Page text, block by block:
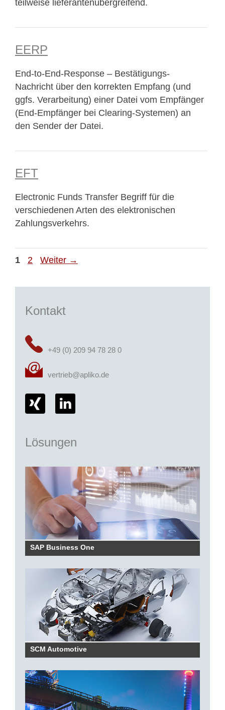
teilweise lieferantenübergreifend.
EERP
End-to-End-Response – Bestätigungs-
Nachricht über den korrekten Empfang (und
ggfs. Verarbeitung) einer Datei vom Empfänger
(End-Empfänger bei Clearing-Systemen) an
den Sender der Datei.
EFT
Electronic Funds Transfer Begriff für die
verschiedenen Arten des elektronischen
Zahlungsverkehrs.
Seite
1 Seite
2 Weiter →
Kontakt
+49 (0) 209 94 78 28 0
vertrieb@apliko.de
Lösungen
SAP Business One
SCM Automotive